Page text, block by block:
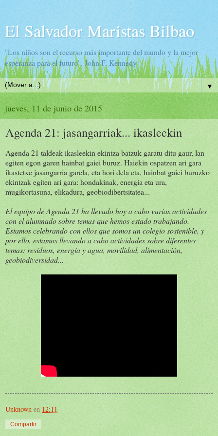
El Salvador Maristas Bilbao
"Los niños son el recurso más importante del mundo y la mejor
esperanza para el futuro". John F. Kennedy
▼
jueves, 11 de junio de 2015
Agenda 21: jasangarriak... ikasleekin
Agenda 21 taldeak ikasleekin ekintza batzuk garatu ditu gaur, lan
egiten egon garen hainbat gaiei buruz. Haiekin ospatzen ari gara
ikastetxe jasangarria garela, eta hori dela eta, hainbat gaiei buruzko
ekintzak egiten ari gara: hondakinak, energia eta ura,
mugikortasuna, elikadura, geobiodibertsitatea...
El equipo de Agenda 21 ha llevado hoy a cabo varias actividades
con el alumnado sobre temas que hemos estado trabajando.
Estamos celebrando con ellos que somos un colegio sostenible, y
por ello, estamos llevando a cabo actividades sobre diferentes
temas: residuos, energía y agua, movilidad, alimentación,
geobiodiversidad...
Unknown en 12:11
Compartir